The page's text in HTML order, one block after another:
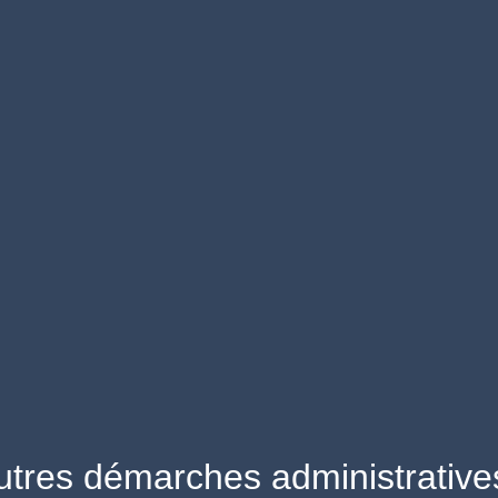
démarches